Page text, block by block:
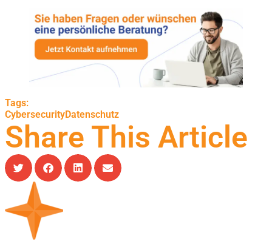
Tags:
CybersecurityDatenschutz
Share This Article